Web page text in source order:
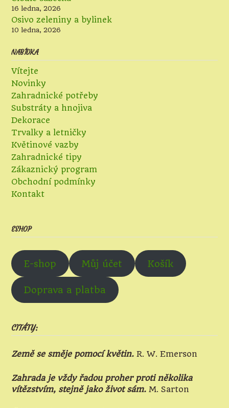
16 ledna, 2026
Osivo zeleniny a bylinek
10 ledna, 2026
NABÍDKA
Vítejte
Novinky
Zahradnické potřeby
Substráty a hnojiva
Dekorace
Trvalky a letničky
Květinové vazby
Zahradnické tipy
Zákaznický program
Obchodní podmínky
Kontakt
ESHOP
E-shop Můj účet Košík
Doprava a platba
CITÁTY:
Země se směje pomocí květin. R. W. Emerson
Zahrada je vždy řadou proher proti několika
vítězstvím, stejně jako život sám. M. Sarton